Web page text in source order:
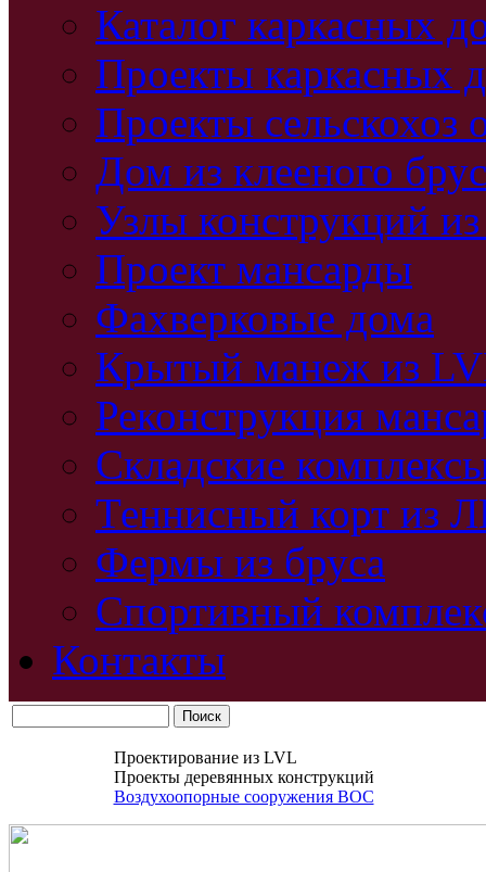
Каталог каркасных
Проекты каркасных
Проекты сельскохоз
Дом из клееного
Узлы конструкций
Проект мансарды
Фахверковые дома
Крытый манеж из
Реконструкция
Складские
Теннисный корт из
Фермы из бруса
Спортивный
Контакты
Проектирование из LVL
Проекты деревянных конструкций
Воздухоопорные сооружения ВОС